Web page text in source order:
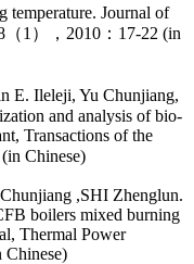
temperature. Journal of
（1），2010：17-22 (in
E. Ileleji, Yu Chunjiang,
and analysis of bio-
Transactions of the
Chinese)
,SHI Zhenglun.
boilers mixed burning
Thermal Power
Chinese)